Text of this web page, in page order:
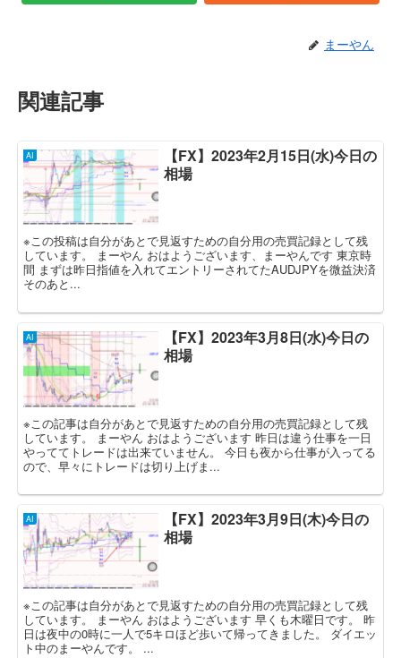
まーやん
関連記事
AI
【FX】2023年2月15日(水)今日の
相場
※この投稿は自分があとで見返すための自分用の売買記録として残
しています。 まーやん おはようございます、まーやんです 東京時
間 まずは昨日指値を入れてエントリーされてたAUDJPYを微益決済
そのあと...
AI
【FX】2023年3月8日(水)今日の
相場
※この記事は自分があとで見返すための自分用の売買記録として残
しています。 まーやん おはようございます 昨日は違う仕事を一日
やっててトレードは出来ていません。 今日も夜から仕事が入ってる
ので、早々にトレードは切り上げま...
AI
【FX】2023年3月9日(木)今日の
相場
※この記事は自分があとで見返すための自分用の売買記録として残
しています。 まーやん おはようございます 早くも木曜日です。 昨
日は夜中の0時に一人で5キロほど歩いて帰ってきました。 ダイエッ
ト中のまーやんです。 ...